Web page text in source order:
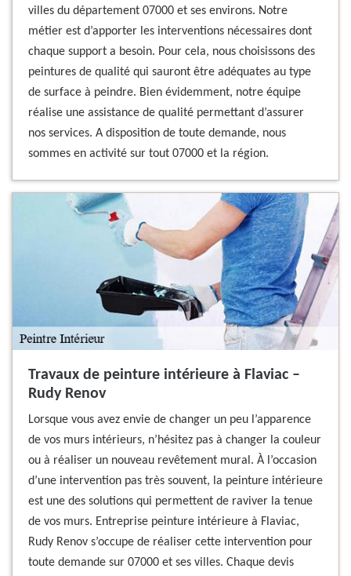
villes du département 07000 et ses environs. Notre
métier est d’apporter les interventions nécessaires dont
chaque support a besoin. Pour cela, nous choisissons des
peintures de qualité qui sauront être adéquates au type
de surface à peindre. Bien évidemment, notre équipe
réalise une assistance de qualité permettant d’assurer
nos services. A disposition de toute demande, nous
sommes en activité sur tout 07000 et la région.
Travaux de peinture intérieure à Flaviac –
Rudy Renov
Lorsque vous avez envie de changer un peu l’apparence
de vos murs intérieurs, n’hésitez pas à changer la couleur
ou à réaliser un nouveau revêtement mural. À l’occasion
d’une intervention pas très souvent, la peinture intérieure
est une des solutions qui permettent de raviver la tenue
de vos murs. Entreprise peinture intérieure à Flaviac,
Rudy Renov s’occupe de réaliser cette intervention pour
toute demande sur 07000 et ses villes. Chaque devis